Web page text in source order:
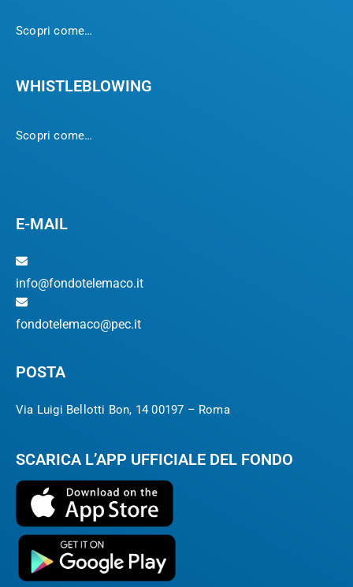
Scopri come…
WHISTLEBLOWING
Scopri come…
E-MAIL
info@fondotelemaco.it
fondotelemaco@pec.it
POSTA
Via Luigi Bellotti Bon, 14 00197 – Roma
SCARICA L’APP UFFICIALE DEL FONDO